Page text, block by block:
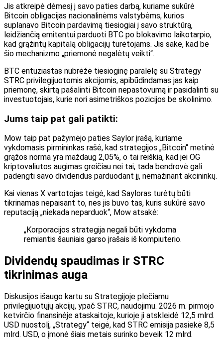
Jis atkreipė dėmesį į savo paties darbą, kuriame sukūrė
Bitcoin obligacijas nacionalinėms valstybėms, kurios
suplanavo Bitcoin pardavimą tiesiogiai į savo struktūrą,
leidžiančią emitentui parduoti BTC po blokavimo laikotarpio,
kad grąžintų kapitalą obligacijų turėtojams. Jis sakė, kad be
šio mechanizmo „priemonė negalėtų veikti“.
BTC entuziastas nubrėžė tiesioginę paralelę su Strategy
STRC privilegijuotomis akcijomis, apibūdindamas jas kaip
priemonę, skirtą pašalinti Bitcoin nepastovumą ir pasidalinti su
investuotojais, kurie nori asimetriškos pozicijos be skolinimo.
Jums taip pat gali patikti:
Mow taip pat pažymėjo paties Saylor įrašą, kuriame
vykdomasis pirmininkas rašė, kad strategijos „Bitcoin“ metinė
grąžos norma yra maždaug 2,05%, o tai reiškia, kad jei OG
kriptovaliutos augimas greičiau nei tai, tada bendrovė gali
padengti savo dividendus parduodant jį, nemažinant akcininkų.
Kai vienas X vartotojas teigė, kad Sayloras turėtų būti
tikrinamas nepaisant to, nes jis buvo tas, kuris sukūrė savo
reputaciją „niekada neparduok“, Mow atsakė:
„Korporacijos strategija negali būti vykdoma
remiantis šauniais garso įrašais iš kompiuterio.
Dividendų spaudimas ir STRC
tikrinimas auga
Diskusijos išaugo kartu su Strategijoje plečiamu
privilegijuotųjų akcijų, ypač STRC, naudojimu. 2026 m. pirmojo
ketvirčio finansinėje ataskaitoje, kurioje ji atskleidė 12,5 mlrd.
USD nuostolį, „Strategy“ teigė, kad STRC emisija pasiekė 8,5
mlrd. USD, o įmonė šiais metais surinko beveik 12 mlrd.